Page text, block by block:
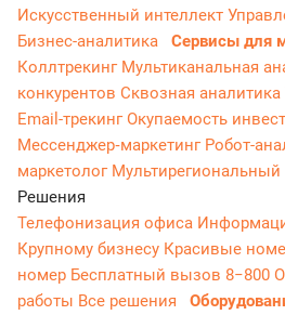
Искусственный интеллект
Бизнес-аналитика
Сервисы для
Коллтрекинг Мультиканальная
конкурентов Сквозная аналитика
Email-трекингОкупаемость
Мессенджер‑маркетинг Робот-
маркетолог Мультирегиональный
Решения
Телефонизация офиса
Крупному бизнесу Красивые
номер Бесплатный вызов 8−800
работы Все решения